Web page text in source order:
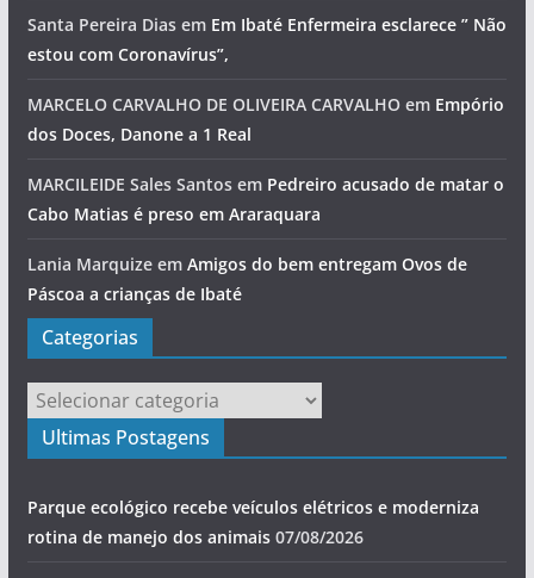
Santa Pereira Diasem Em Ibaté Enfermeira esclarece ” Não
estou com Coronavírus”,
MARCELO CARVALHO DE OLIVEIRA CARVALHOem Empório
dos Doces, Danone a 1 Real
MARCILEIDE Sales Santosem Pedreiro acusado de matar o
Cabo Matias é preso em Araraquara
Lania Marquizeem Amigos do bem entregam Ovos de
Páscoa a crianças de Ibaté
Categorias
Categorias
Ultimas Postagens
Parque ecológico recebe veículos elétricos e moderniza
rotina de manejo dos animais 07/08/2026